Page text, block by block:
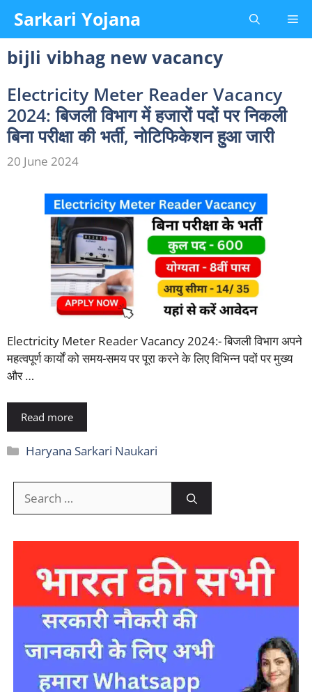
content
Sarkari Yojana
bijli vibhag new vacancy
Electricity Meter Reader Vacancy
2024: बिजली विभाग में हजारों पदों पर निकली
बिना परीक्षा की भर्ती, नोटिफिकेशन हुआ जारी
20 June 2024
Electricity Meter Reader Vacancy 2024:- बिजली विभाग अपने
महत्वपूर्ण कार्यों को समय-समय पर पूरा करने के लिए विभिन्न पदों पर मुख्य
और …
Read more
Categories
Haryana Sarkari Naukari
for: